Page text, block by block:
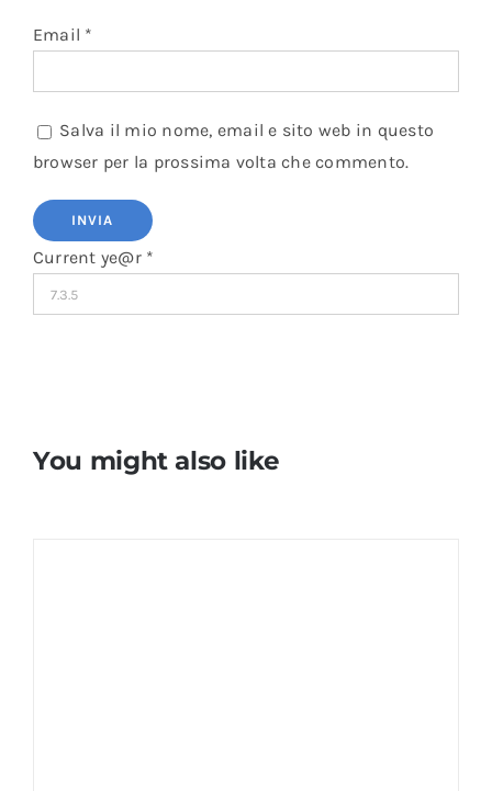
Email *
Salva il mio nome, email e sito web in questo
browser per la prossima volta che commento.
Current ye@r *
You might also like